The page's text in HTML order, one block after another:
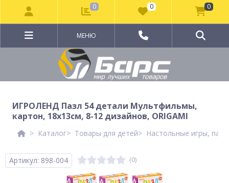
МЕНЮ
ИГРОЛЕНД Пазл 54 детали Мультфильмы,
картон, 18х13см, 8-12 дизайнов, ORIGAMI
Каталог Товары для детей Настольные игры,
Артикул: 898-004 (0)
0 0 0